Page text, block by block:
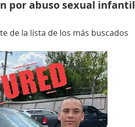
por abuso sexual infantil
de la lista de los más buscados